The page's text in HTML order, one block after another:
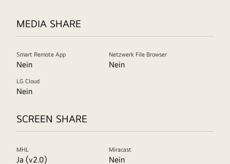
MEDIA SHARE
Smart Remote App
Nein
Netzwerk File Browser
Nein
LG Cloud
Nein
SCREEN SHARE
MHL
Ja (v2.0)
Miracast
Nein